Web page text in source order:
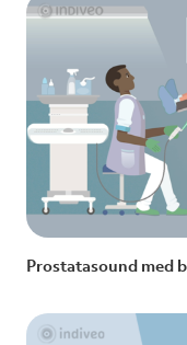
Prostatasound med